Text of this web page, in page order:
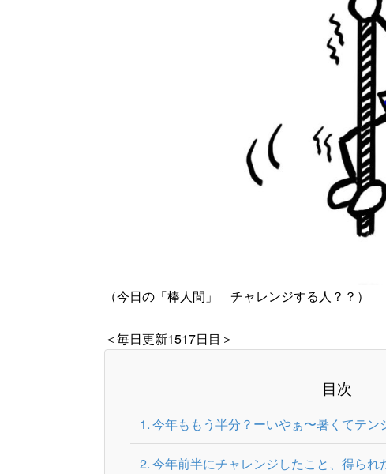
（今日の「棒人間」 チャレンジする人？？）
＜毎日更新1517日目＞
目次
今年ももう半分？ーいやぁ〜暑くてテン
今年前半にチャレンジしたこと、得られ